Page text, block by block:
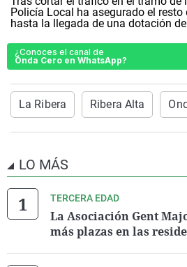
Policía Local ha asegurado el
hasta la llegada de una dotación de
¿Conoces el canal de
Onda Cero en WhatsApp?
La Ribera Ribera Alta
LO MÁS
TERCERA EDAD
La Asociación Gent
más plazas en las